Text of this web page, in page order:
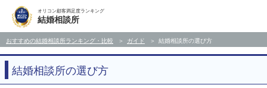
オリコン顧客満足度ランキング
結婚相談所
おすすめの結婚相談所ランキング・比較 ガイド 結婚相談所の選び方
結婚相談所の選び方